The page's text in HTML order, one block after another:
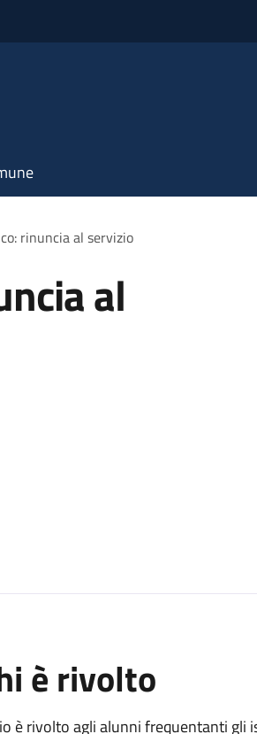
rinuncia al servizio
al
è rivolto
è rivolto agli alunni frequentanti gli